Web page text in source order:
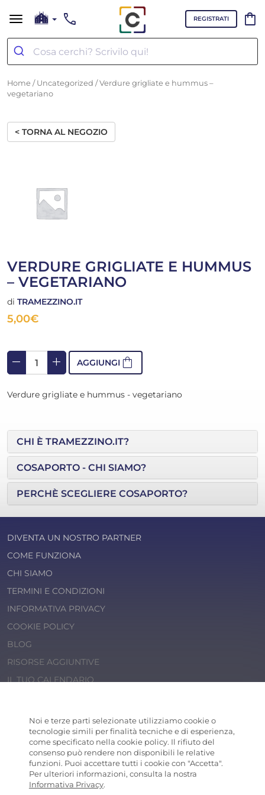
call REGISTRATI shopping_bag
Home / Uncategorized / Verdure grigliate e hummus –
vegetariano
< TORNA AL NEGOZIO
VERDURE GRIGLIATE E HUMMUS
– VEGETARIANO
di TRAMEZZINO.IT
5,00€
remove add AGGIUNGI shopping_bag
Verdure grigliate e hummus - vegetariano
CHI È TRAMEZZINO.IT?
COSAPORTO - CHI SIAMO?
PERCHÈ SCEGLIERE COSAPORTO?
DIVENTA UN NOSTRO PARTNER
COME FUNZIONA
CHI SIAMO
TERMINI E CONDIZIONI
INFORMATIVA PRIVACY
COOKIE POLICY
BLOG
RISORSE AGGIUNTIVE
IL TUO CALENDARIO
© 2026 Cosaporto S.r.l.P.IVA 14202471000
COSAPORTO ® is a registered trademark
Noi e terze parti selezionate utilizziamo cookie o
tecnologie simili per finalità tecniche e di esperienza,
come specificato nella cookie policy. Il rifiuto del
consenso può rendere non disponibili le relative
funzioni. Puoi accettare tutti i cookie con "Accetta".
Per ulteriori informazioni, consulta la nostra
Informativa Privacy.